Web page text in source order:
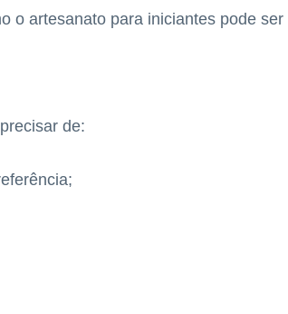
o artesanato para iniciantes pode ser
de: